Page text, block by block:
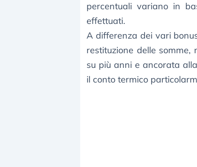
percentuali variano in
effettuati.
A differenza dei vari
restituzione delle
su più anni e ancorata alla
il conto termico